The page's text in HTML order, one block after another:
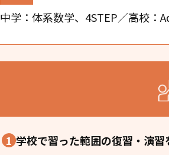
中学：体系数学、4STEP／高校：
1 学校で習った範囲の復習・演習